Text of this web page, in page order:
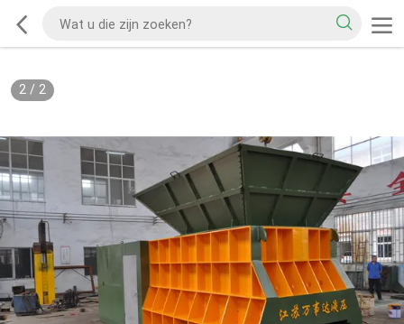
2/ 2